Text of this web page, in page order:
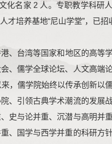
化名家 2 人。专职教学科研
培养基地“尼山学堂”，已招
、台湾等国家和地区的高等
、儒学全球论坛、人文高端
，儒学院始终以传承创新以
、引领古典学术潮流的发展
史与论并重、沉潜与高明并
、国学与西学并重的科研方